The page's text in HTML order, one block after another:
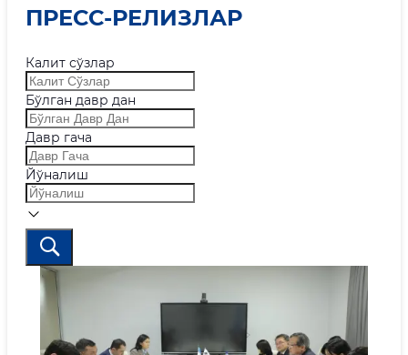
ПРЕСС-РЕЛИЗЛАР
Калит сўзлар
Бўлган давр дан
Давр гача
Йўналиш